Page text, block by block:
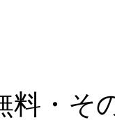
料・そ